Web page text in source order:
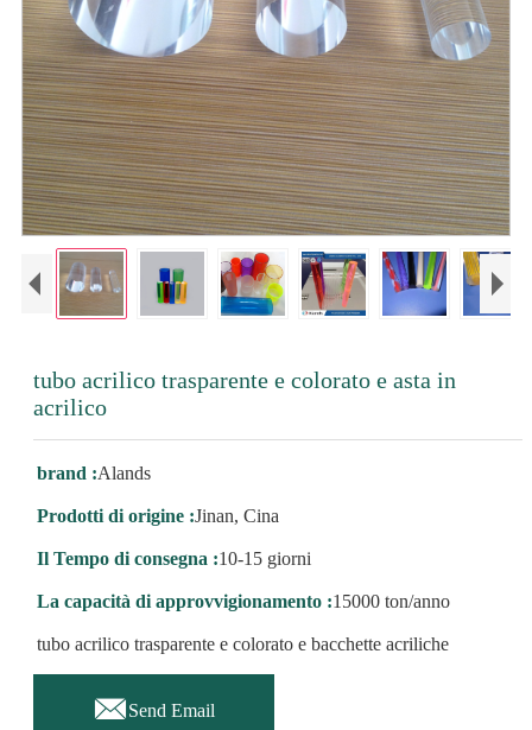
tubo acrilico trasparente e colorato e asta in
acrilico
brand :Alands
Prodotti di origine :Jinan, Cina
Il Tempo di consegna :10-15 giorni
La capacità di approvvigionamento :15000 ton/anno
tubo acrilico trasparente e colorato e bacchette acriliche
Send Email